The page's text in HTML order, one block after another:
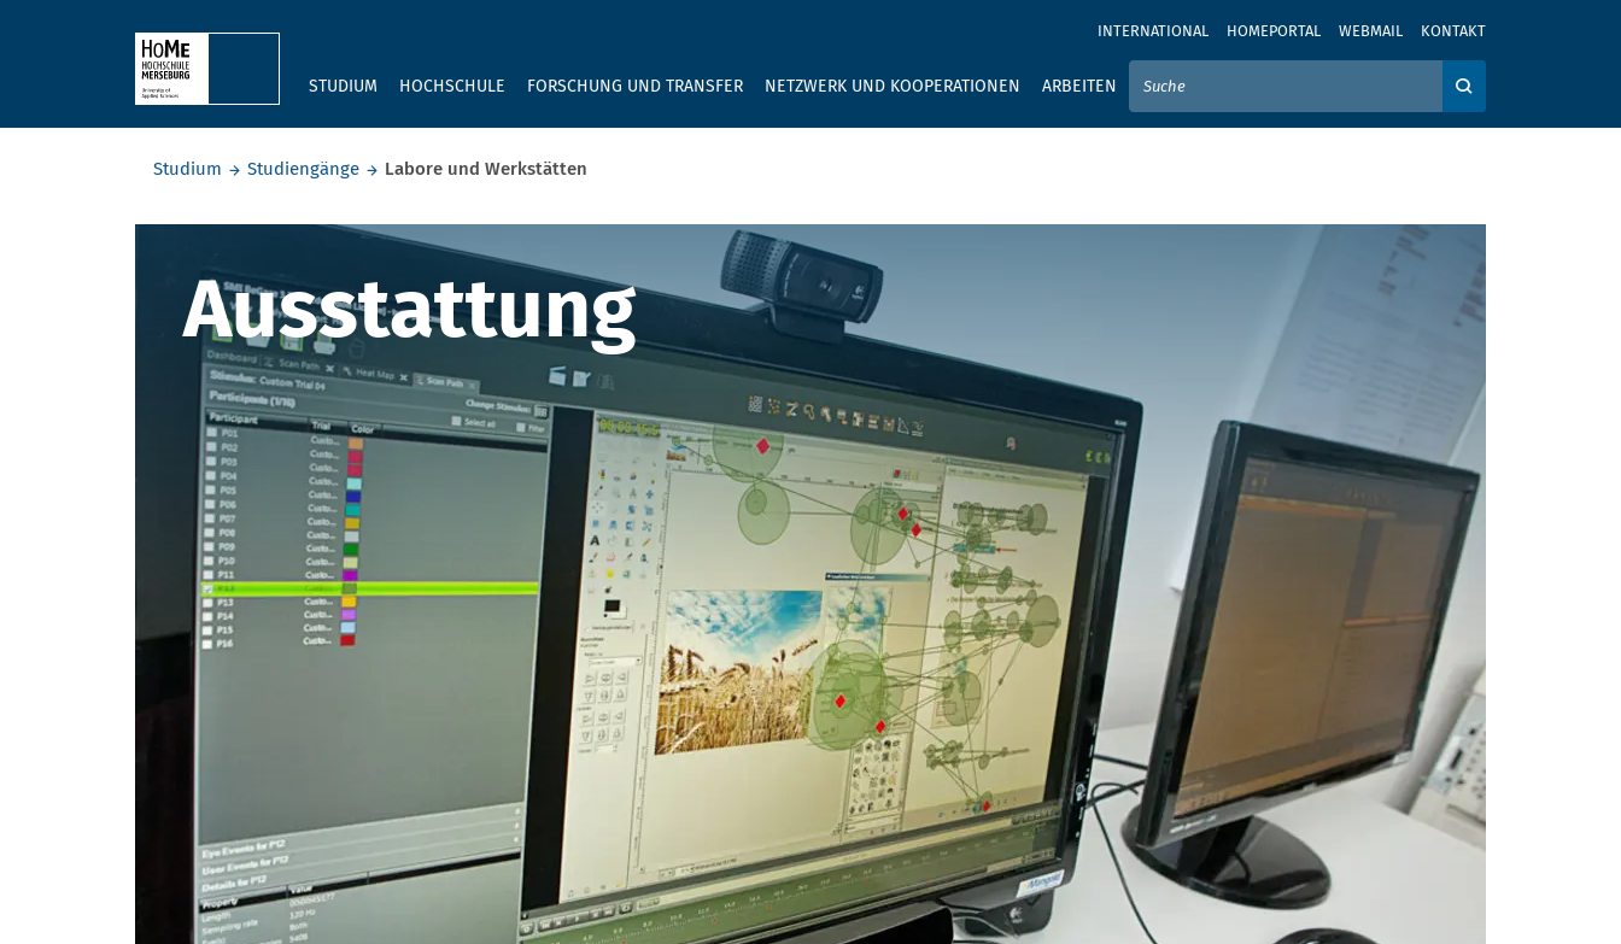
INTERNATIONAL HOMEPORTAL WEBMAIL KONTAKT
STUDIUM HOCHSCHULE FORSCHUNG UND TRANSFER NETZWERK UND KOOPERATIONEN ARBEITEN
GEBEN SIE HIER IHREN SUCHBEGRIFF EIN
Studium
Studiengänge Labore und Werkstätten
Labore und Werkstätten
Ausstattung